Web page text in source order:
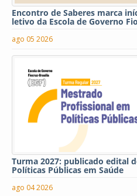
Encontro de Saberes marca
letivo da Escola de Governo
ago 05 2026
Turma 2027: publicado edital
Políticas Públicas em Saúde
ago 04 2026